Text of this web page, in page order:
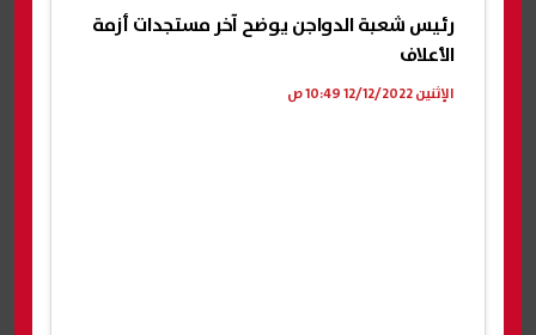
رئيس شعبة الدواجن يوضح آخر مستجدات أزمة
الأعلاف
الإثنين 12/12/2022 10:49 ص